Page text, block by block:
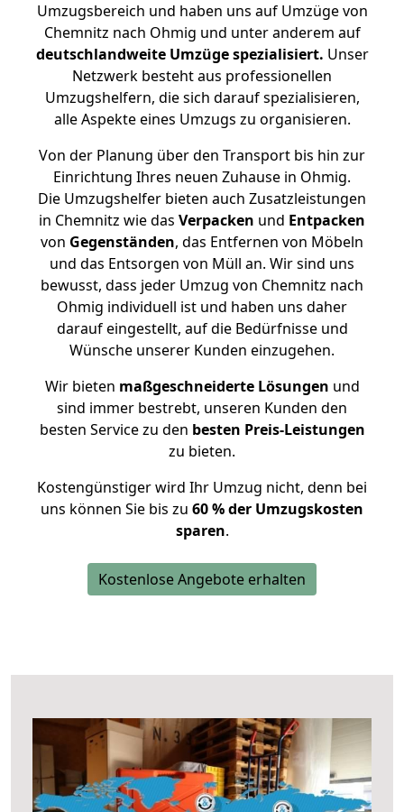
Umzugsbereich und haben uns auf Umzüge von
Chemnitz nach Ohmig und unter anderem auf
deutschlandweite Umzüge spezialisiert. Unser
Netzwerk besteht aus professionellen
Umzugshelfern, die sich darauf spezialisieren,
alle Aspekte eines Umzugs zu organisieren.
Von der Planung über den Transport bis hin zur
Einrichtung Ihres neuen Zuhause in Ohmig.
Die Umzugshelfer bieten auch Zusatzleistungen
in Chemnitz wie das Verpacken und Entpacken
von Gegenständen, das Entfernen von Möbeln
und das Entsorgen von Müll an. Wir sind uns
bewusst, dass jeder Umzug von Chemnitz nach
Ohmig individuell ist und haben uns daher
darauf eingestellt, auf die Bedürfnisse und
Wünsche unserer Kunden einzugehen.
Wir bieten maßgeschneiderte Lösungen und
sind immer bestrebt, unseren Kunden den
besten Service zu den besten Preis-Leistungen
zu bieten.
Kostengünstiger wird Ihr Umzug nicht, denn bei
uns können Sie bis zu 60 % der Umzugskosten
sparen.
Kostenlose Angebote erhalten